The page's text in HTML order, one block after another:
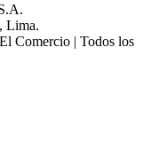
Lima.
Comercio | Todos los